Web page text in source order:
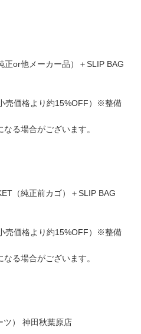
正or他メーカー品）＋SLIP BAG
売価格より約15%OFF）※整備
る場合がございます。
（純正前カゴ）＋SLIP BAG
売価格より約15%OFF）※整備
る場合がございます。
ツ） 神田秋葉原店